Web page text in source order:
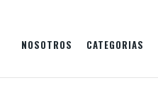
NOSOTROS CATEGORIAS